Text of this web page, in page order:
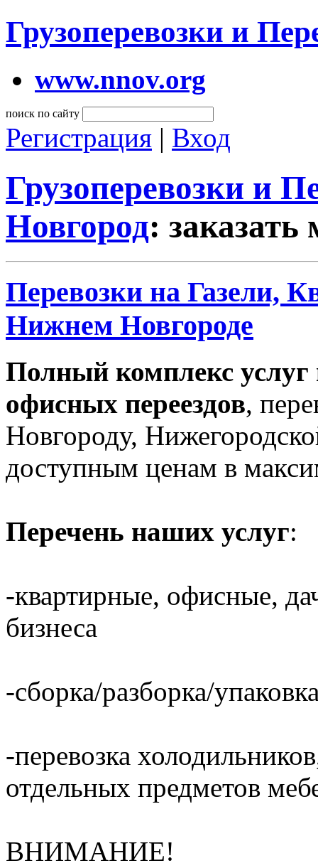
Грузоперевозки и
www.nnov.org
поиск по сайту
Регистрация | Вход
Грузоперевозки и
Новгород:
Перевозки на Газели,
Нижнем Новгороде
Полный комплекс
офисных переездов,
Новгороду,
доступным ценам в
Перечень наших услуг:
-квартирные, офисные,
бизнеса
-сборка/разборка/
-перевозка
отдельных предметов
ВНИМАНИЕ!